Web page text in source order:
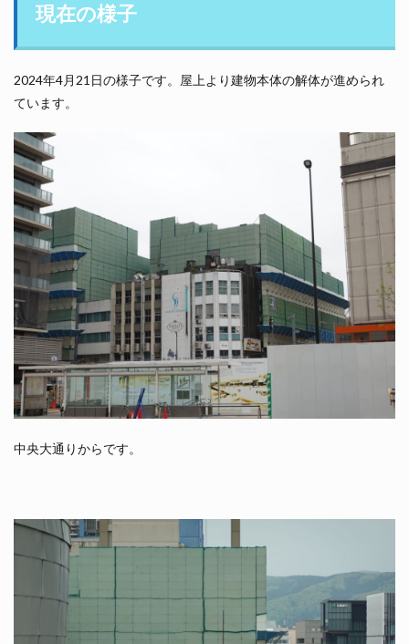
現在の様子
2024年4月21日の様子です。屋上より建物本体の解体が進められ
ています。
中央大通りからです。